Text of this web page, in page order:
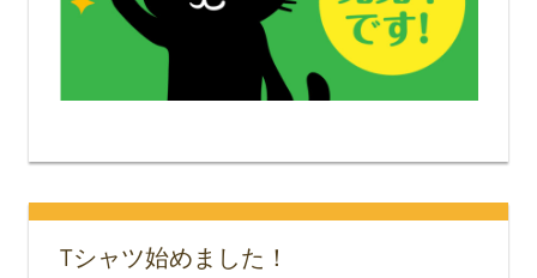
Tシャツ始めました！